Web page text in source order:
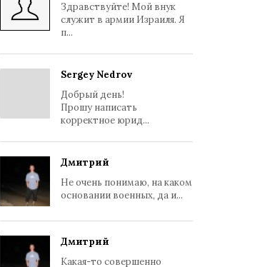
Здравствуйте! Мой внук
служит в армии Израиля. Я
п...
Sergey Nedrov
Добрый день!
Прошу написать
корректное юрид...
Дмитрий
Не очень понимаю, на каком
основании военных, да и...
Дмитрий
Какая-то совершенно